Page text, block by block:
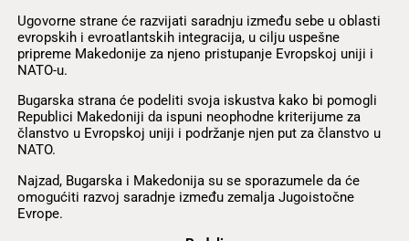
Ugovorne strane će razvijati saradnju između sebe u oblasti
evropskih i evroatlantskih integracija, u cilju uspešne
pripreme Makedonije za njeno pristupanje Evropskoj uniji i
NATO-u.
Bugarska strana će podeliti svoja iskustva kako bi pomogli
Republici Makedoniji da ispuni neophodne kriterijume za
članstvo u Evropskoj uniji i podržanje njen put za članstvo u
NATO.
Najzad, Bugarska i Makedonija su se sporazumele da će
omogućiti razvoj saradnje između zemalja Jugoistočne
Evrope.